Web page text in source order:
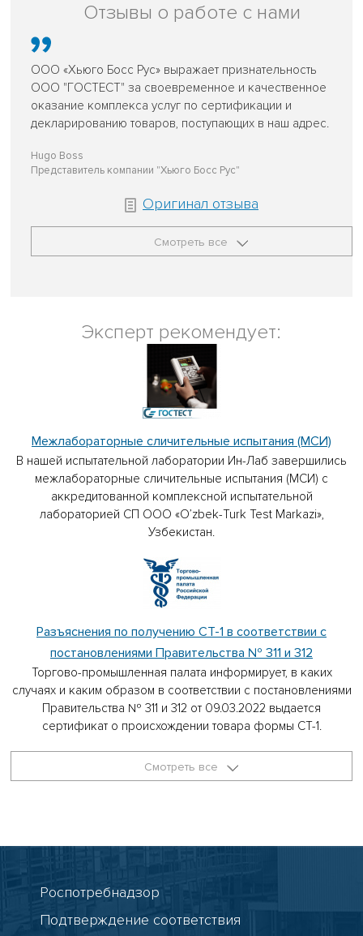
Отзывы о работе с нами
ООО «Хьюго Босс Рус» выражает признательность
ООО "ГОСТЕСТ" за своевременное и качественное
оказание комплекса услуг по сертификации и
декларированию товаров, поступающих в наш адрес.
Hugo Boss
Представитель компании "Хьюго Босс Рус"
Оригинал отзыва
Смотреть все
Эксперт рекомендует:
Межлабораторные сличительные испытания (МСИ)
В нашей испытательной лаборатории Ин-Лаб завершились
межлабораторные сличительные испытания (МСИ) с
аккредитованной комплексной испытательной
лабораторией СП ООО «O’zbek-Turk Test Markazi»,
Узбекистан.
Разъяснения по получению СТ-1 в соответствии с
постановлениями Правительства № 311 и 312
Торгово-промышленная палата информирует, в каких
случаях и каким образом в соответствии с постановлениями
Правительства № 311 и 312 от 09.03.2022 выдается
сертификат о происхождении товара формы СТ-1.
Смотреть все
Роспотребнадзор
Подтверждение соответствия